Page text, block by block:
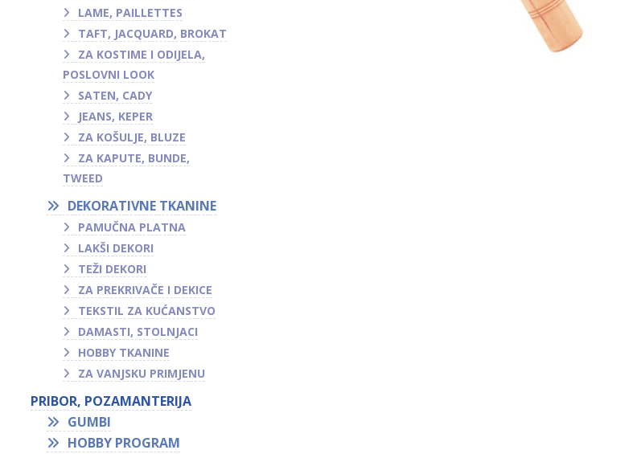
LAME, PAILLETTES
TAFT, JACQUARD, BROKAT
ZA KOSTIME I ODIJELA,
POSLOVNI LOOK
SATEN, CADY
JEANS, KEPER
ZA KOŠULJE, BLUZE
ZA KAPUTE, BUNDE,
TWEED
DEKORATIVNE TKANINE
PAMUČNA PLATNA
LAKŠI DEKORI
TEŽI DEKORI
ZA PREKRIVAČE I DEKICE
TEKSTIL ZA KUĆANSTVO
DAMASTI, STOLNJACI
HOBBY TKANINE
ZA VANJSKU PRIMJENU
PRIBOR, POZAMANTERIJA
GUMBI
HOBBY PROGRAM